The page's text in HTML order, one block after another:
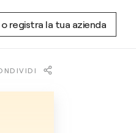
registra la tua azienda